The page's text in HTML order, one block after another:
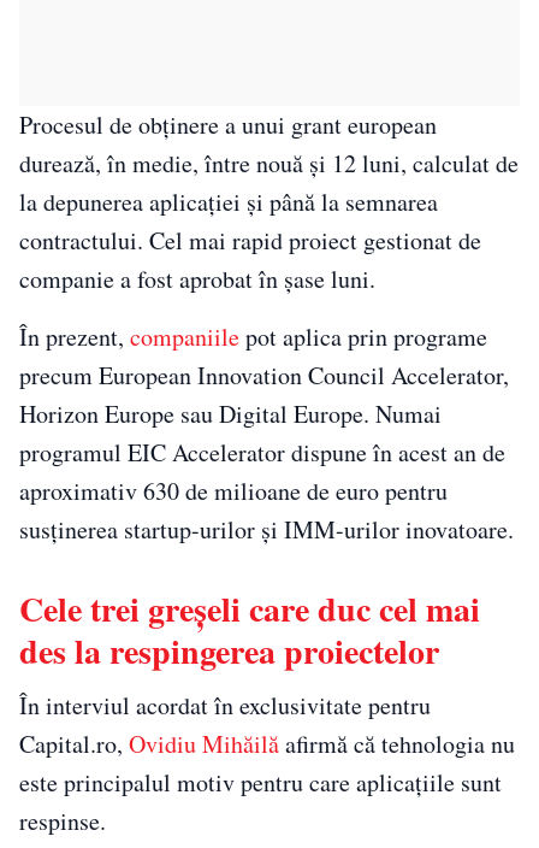
Procesul de obținere a unui grant european
durează, în medie, între nouă și 12 luni, calculat de
la depunerea aplicației și până la semnarea
contractului. Cel mai rapid proiect gestionat de
companie a fost aprobat în șase luni.
În prezent, companiilepot aplica prin programe
precum European Innovation Council Accelerator,
Horizon Europe sau Digital Europe. Numai
programul EIC Accelerator dispune în acest an de
aproximativ 630 de milioane de euro pentru
susținerea startup-urilor și IMM-urilor inovatoare.
Cele trei greșeli care duc cel mai
des la respingerea proiectelor
În interviul acordat în exclusivitate pentru
Capital.ro, Ovidiu Mihăilăafirmă că tehnologia nu
este principalul motiv pentru care aplicațiile sunt
respinse.